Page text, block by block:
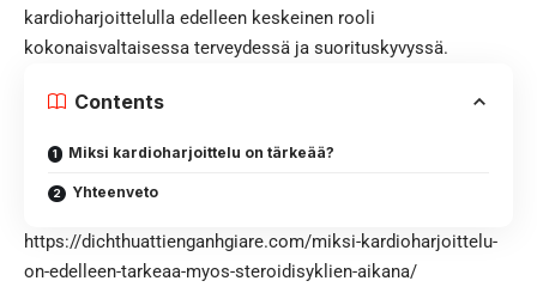
kardioharjoittelulla edelleen keskeinen rooli
kokonaisvaltaisessa terveydessä ja suorituskyvyssä.
Contents
Miksi kardioharjoittelu on tärkeää?
Yhteenveto
https://dichthuattienganhgiare.com/miksi-kardioharjoittelu-
on-edelleen-tarkeaa-myos-steroidisyklien-aikana/